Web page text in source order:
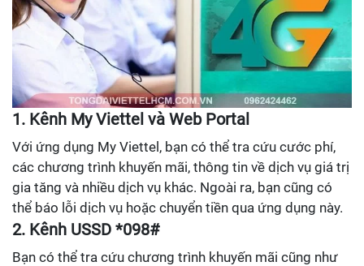
1. Kênh My Viettel và Web Portal
Với ứng dụng My Viettel, bạn có thể tra cứu cước phí,
các chương trình khuyến mãi, thông tin về dịch vụ giá trị
gia tăng và nhiều dịch vụ khác. Ngoài ra, bạn cũng có
thể báo lỗi dịch vụ hoặc chuyển tiền qua ứng dụng này.
2. Kênh USSD *098#
Bạn có thể tra cứu chương trình khuyến mãi cũng như